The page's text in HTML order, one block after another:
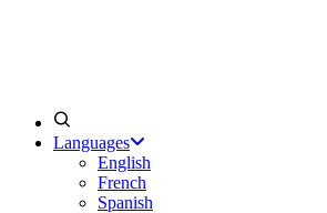
Languages
English
French
Spanish